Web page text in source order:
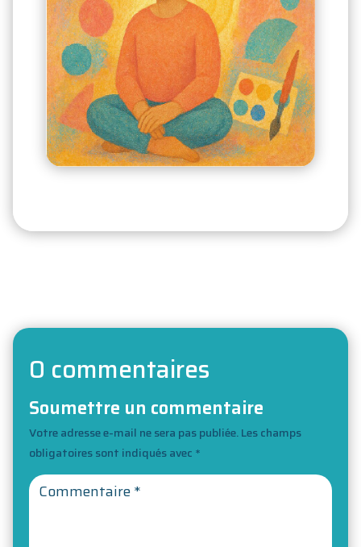
0 commentaires
Soumettre un commentaire
Votre adresse e-mail ne sera pas publiée.Les champs
obligatoires sont indiqués avec *